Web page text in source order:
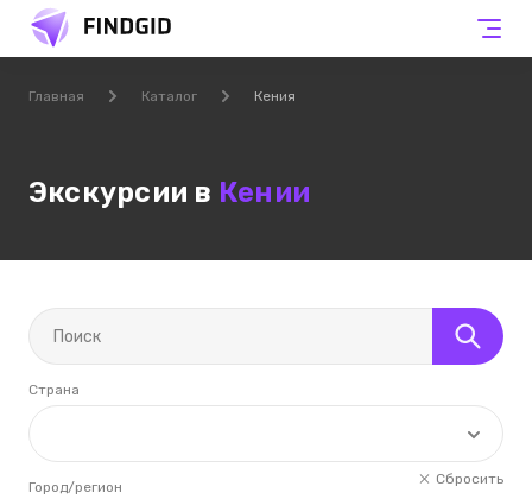
Главная Каталог Кения
Экскурсии в Кении
Страна
Сбросить
Город/регион